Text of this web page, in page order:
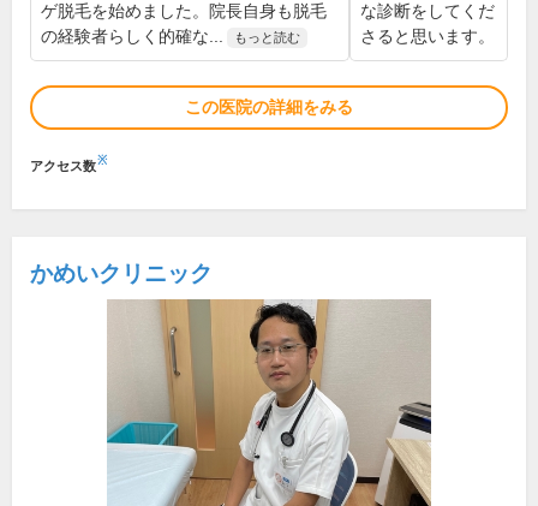
ゲ脱毛を始めました。院長自身も脱毛
の経験者らしく的確な...
もっと読む
な診断をしてくだ
さると思います。
この医院の詳細をみる
アクセス数※
かめいクリニック